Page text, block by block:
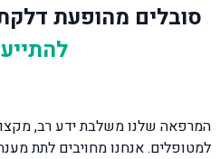
סובלים מהופעת
המרפאה שלנו משלבת ידע רב,
למטופלים. אנחנו מחויבים לתת